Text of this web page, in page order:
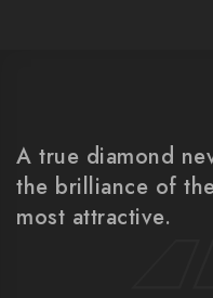
A true diamond
the brilliance of
most attractive.